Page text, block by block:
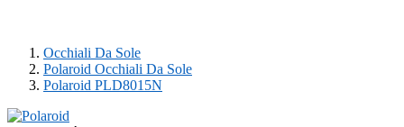
Occhiali Da Sole
Polaroid Occhiali Da Sole
Polaroid PLD8015N